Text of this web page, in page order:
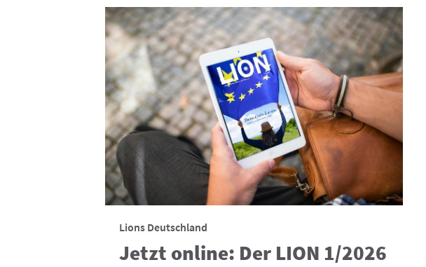
Lions Deutschland
Jetzt online: Der LION 1/2026